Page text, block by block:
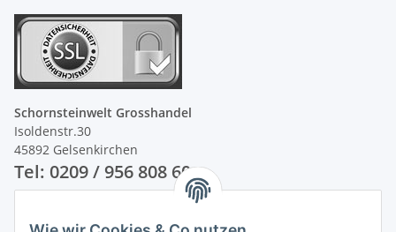
Schornsteinwelt Grosshandel
Isoldenstr.30
45892 Gelsenkirchen
Tel: 0209 / 956 808 60
Unsere Zahlungsarten